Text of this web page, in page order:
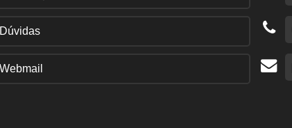
Dúvidas
Webmail